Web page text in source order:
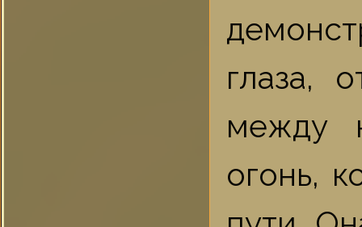
глаза,
между
огонь,